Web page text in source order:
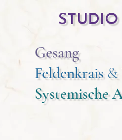
Gesang
Feldenkrais&
Systemische